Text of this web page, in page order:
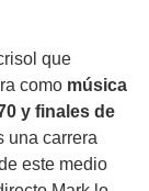
que
como música
y finales de
una carrera
este medio